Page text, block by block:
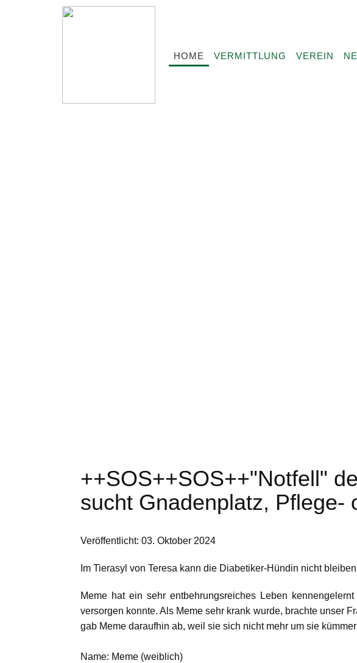
HOME VERMITTLUNG VEREIN
++SOS++SOS++"Notfell"
sucht Gnadenplatz, Pflege-
Veröffentlicht: 03. Oktober 2024
Im Tierasyl von Teresa kann die Diabetiker-Hündin nicht
Meme hat ein sehr entbehrungsreiches Leben
versorgen konnte. Als Meme sehr krank wurde, brachte unser
gab Meme daraufhin ab, weil sie sich nicht mehr um sie
Name: Meme (weiblich)